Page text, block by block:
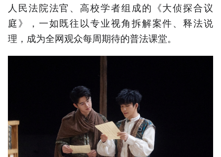
人民法院法官、高校学者组成的《大侦探合议
庭》，一如既往以专业视角拆解案件、释法说
理，成为全网观众每周期待的普法课堂。